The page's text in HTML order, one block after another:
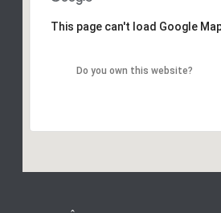
This page can't load Google
Do you own this website?